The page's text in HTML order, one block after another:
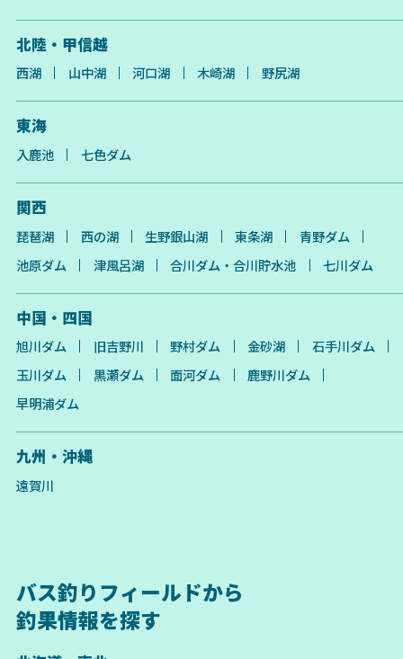
北陸・甲信越
西湖 山中湖 河口湖 木崎湖 野尻湖
東海
入鹿池 七色ダム
関西
琵琶湖 西の湖 生野銀山湖 東条湖
青野ダム
池原ダム
津風呂湖 合川ダム・合川貯水池 七川ダム
中国・四国
旭川ダム 旧吉野川 野村ダム 金砂湖
石手川ダム
玉川ダム
黒瀬ダム 面河ダム
鹿野川ダム
早明浦ダム
九州・沖縄
遠賀川
バス釣りフィールドから
釣果情報を探す